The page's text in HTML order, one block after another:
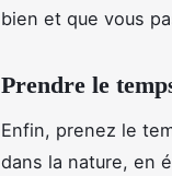
bien et que vous
Prendre le
Enfin, prenez le
dans la nature, en